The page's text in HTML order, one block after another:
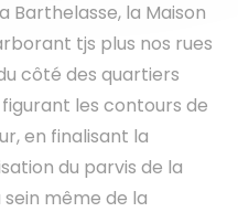
Barthelasse, la Maison
tjs plus nos rues
côté des quartiers
les contours de
en finalisant la
du parvis de la
même de la